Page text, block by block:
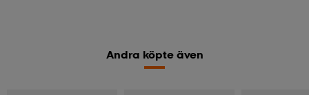
Andra köpte även